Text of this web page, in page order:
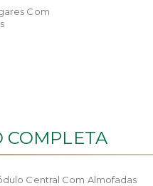
Com
COMPLETA
Central Com Almofadas